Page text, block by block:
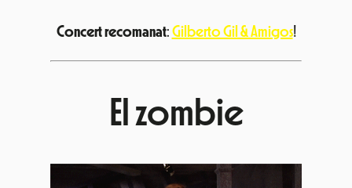
Concert recomanat: Gilberto Gil & Amigos!
El zombie